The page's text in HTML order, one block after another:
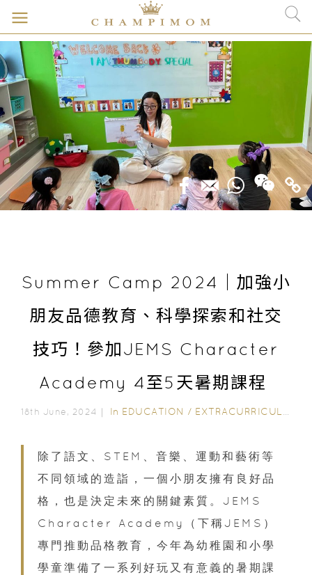
Summer Camp 2024｜加強小
朋友品德教育、科學探索和社交
技巧！參加JEMS Character
Academy 4至5天暑期課程
18th June, 2024｜ In EDUCATION / EXTRACURRICULAR ACTIVITIES
除了語文、STEM、音樂、運動和藝術等
不同領域的造詣，一個小朋友擁有良好品
格，也是決定未來的關鍵素質。JEMS
Character Academy（下稱JEMS）
專門推動品格教育，今年為幼稚園和小學
學童準備了一系列好玩又有意義的暑期課